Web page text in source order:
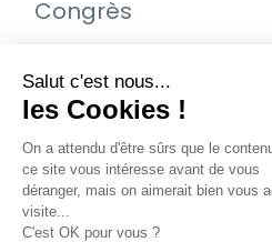
Congrès
Remise de prix –
Journée Portes